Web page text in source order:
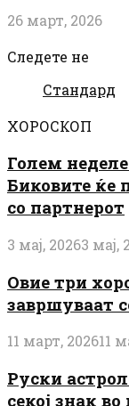
26 март, 2026
Следете не
Стандард
ХОРОСКОП
Голем
Биковите ќе
со партнерот
3 мај, 20263 мај,
Овие три
завршуваат
11 март, 202611
Руски
секој знак